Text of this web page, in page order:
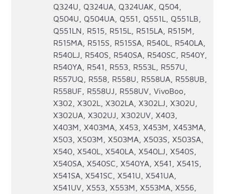
Q324U, Q324UA, Q324UAK, Q504,
Q504U, Q504UA, Q551, Q551L, Q551LB,
Q551LN, R515, R515L, R515LA, R515M,
R515MA, R515S, R515SA, R540L, R540LA,
R540LJ, R540S, R540SA, R540SC, R540Y,
R540YA, R541, R553, R553L, R557U,
R557UQ, R558, R558U, R558UA, R558UB,
R558UF, R558UJ, R558UV, VivoBoo,
X302, X302L, X302LA, X302LJ, X302U,
X302UA, X302UJ, X302UV, X403,
X403M, X403MA, X453, X453M, X453MA,
X503, X503M, X503MA, X503S, X503SA,
X540, X540L, X540LA, X540LJ, X540S,
X540SA, X540SC, X540YA, X541, X541S,
X541SA, X541SC, X541U, X541UA,
X541UV, X553, X553M, X553MA, X556,